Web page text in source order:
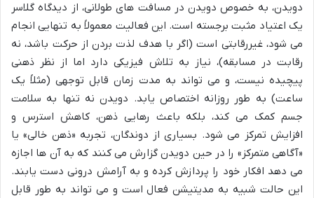
دویدن، به خصوص دویدن در مسافت های طولانی، از دیدگاه گلاسر
یک اعتیاد مثبت برجسته است. این فعالیت معمولاً به تنهایی انجام
می شود، غیررقابتی است (اگر با هدف لذت بردن از حرکت باشد، نه
رقابت در مسابقه)، نیاز به تلاش فیزیکی دارد اما از نظر ذهنی
پیچیده نیست، و می تواند به مدت زمان قابل توجهی (مثلاً یک
ساعت) به طور روزانه اختصاص یابد. دویدن نه تنها به سلامت
جسم کمک می کند، بلکه باعث رهایی ذهن، کاهش استرس و
افزایش تمرکز می شود. بسیاری از دوندگان، تجربه «ذهن خالی» یا
«آگاهی متمرکز» را در حین دویدن گزارش می کنند که به آن ها اجازه
می دهد افکار خود را پردازش کرده و به آرامش درونی دست یابند.
این حالت شبیه به مدیتیشن فعال است و می تواند به طور قابل